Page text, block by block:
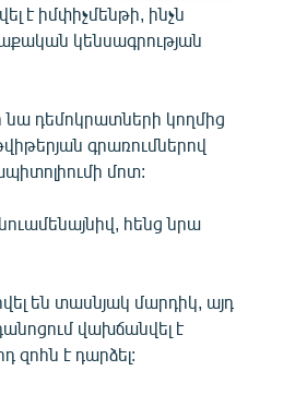
է իմփիչմենթի, ինչն
կենսագրության
դեմոկրատների կողմից
գրառումներով
մոտ:
հենց նրա
են տասնյակ մարդիկ, այդ
վախճանվել է
զոհն է դարձել: